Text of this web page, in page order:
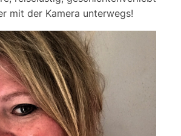
mit der Kamera unterwegs!